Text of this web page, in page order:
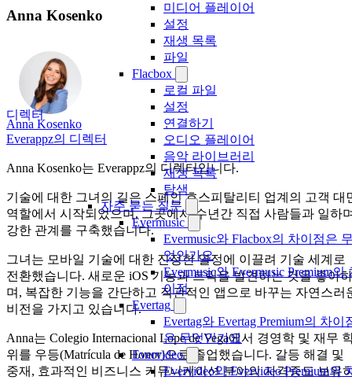
미디어 플레이어
설정
재생 목록
파일
Flacbox
로컬 파일
설정
연결하기
오디오 플레이어
음악 라이브러리
재생 목록
탐색
자주 묻는 질문
Evermusic
Evermusic와 Flacbox의 차이점은
엇인가요
Evermusic와 Evermusic Premium의
이점
Evertag
Evertag와 Evertag Premium의 차이
은 무엇인가요
Evervideo
Evervideo와 Evervideo Premium의
Anna Kosenko
Anna Kosenko
Everappz의 디렉터
디렉터
Anna Kosenko는 Everappz의 디렉터입니다.
기술에 대한 그녀의 길은 스페인 호스피탈리티 업계의 고객 대
역할에서 시작되었으며, 그곳에서 수년간 직접 사람들과 일하
강한 관계를 구축했습니다.
그녀는 모바일 기술에 대한 진정한 열정에 이끌려 기술 세계로
전환했습니다. 새로운 iOS 기능과 트릭을 발견하는 것을 좋아하
며, 복잡한 기능을 간단하고 직관적인 앱으로 바꾸는 자연스러
비전을 가지고 있습니다.
Anna는 Colegio Internacional Lope de Vega에서 경영학 및 재무
위를 우등(Matrícula de Honor)으로 졸업했습니다. 갈등 해결 및
중재, 효과적인 비즈니스 커뮤니케이션 분야의 자격증도 보유